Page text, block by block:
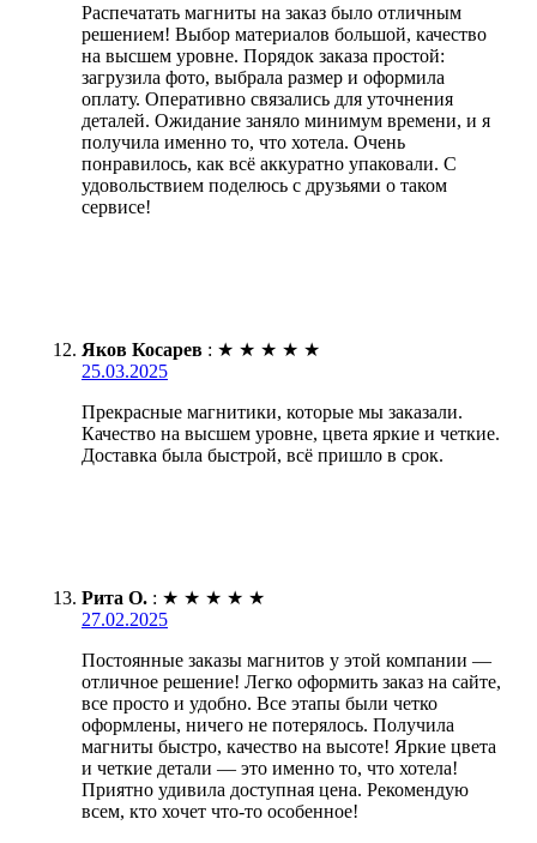
Распечатать магниты на заказ было отличным
решением! Выбор материалов большой, качество
на высшем уровне. Порядок заказа простой:
загрузила фото, выбрала размер и оформила
оплату. Оперативно связались для уточнения
деталей. Ожидание заняло минимум времени, и я
получила именно то, что хотела. Очень
понравилось, как всё аккуратно упаковали. С
удовольствием поделюсь с друзьями о таком
сервисе!
Яков Косарев : ★ ★ ★ ★ ★
25.03.2025
Прекрасные магнитики, которые мы заказали.
Качество на высшем уровне, цвета яркие и четкие.
Доставка была быстрой, всё пришло в срок.
Рита О. : ★ ★ ★ ★ ★
27.02.2025
Постоянные заказы магнитов у этой компании —
отличное решение! Легко оформить заказ на сайте,
все просто и удобно. Все этапы были четко
оформлены, ничего не потерялось. Получила
магниты быстро, качество на высоте! Яркие цвета
и четкие детали — это именно то, что хотела!
Приятно удивила доступная цена. Рекомендую
всем, кто хочет что-то особенное!